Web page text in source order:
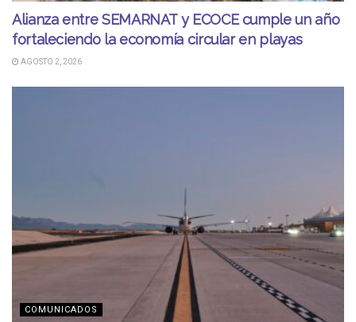
Alianza entre SEMARNAT y ECOCE cumple un año
fortaleciendo la economía circular en playas
AGOSTO 2, 2026
COMUNICADOS